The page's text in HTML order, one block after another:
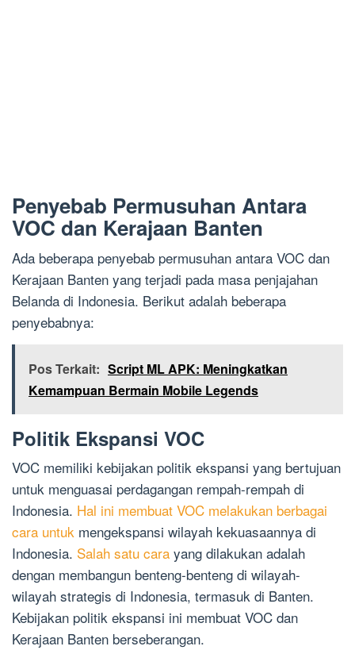
Penyebab Permusuhan Antara
VOC dan Kerajaan Banten
Ada beberapa penyebab permusuhan antara VOC dan
Kerajaan Banten yang terjadi pada masa penjajahan
Belanda di Indonesia. Berikut adalah beberapa
penyebabnya:
Pos Terkait: Script ML APK: Meningkatkan
Kemampuan Bermain Mobile Legends
Politik Ekspansi VOC
VOC memiliki kebijakan politik ekspansi yang bertujuan
untuk menguasai perdagangan rempah-rempah di
Indonesia. Hal ini membuat VOC melakukan berbagai
cara untuk mengekspansi wilayah kekuasaannya di
Indonesia. Salah satu cara yang dilakukan adalah
dengan membangun benteng-benteng di wilayah-
wilayah strategis di Indonesia, termasuk di Banten.
Kebijakan politik ekspansi ini membuat VOC dan
Kerajaan Banten berseberangan.